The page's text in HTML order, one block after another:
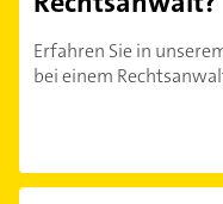
Erfahren Sie in
bei einem